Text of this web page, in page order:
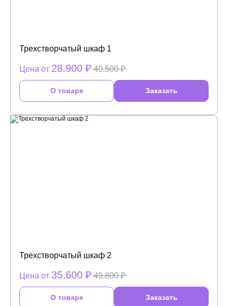
Трехстворчатый шкаф 1
Цена от 28.900 ₽ 40.500 ₽
О товаре Заказать
Трехстворчатый шкаф 2
Цена от 35.600 ₽ 49.800 ₽
О товаре Заказать